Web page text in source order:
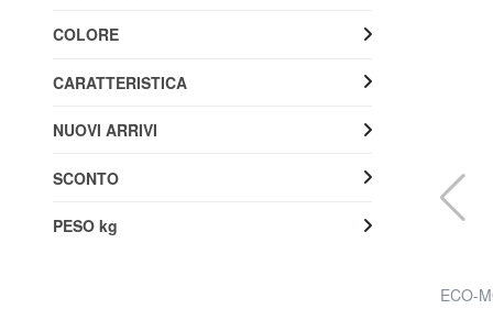
ECO-
COLORE
CARATTERISTICA
NUOVI ARRIVI
SCONTO
PESO kg